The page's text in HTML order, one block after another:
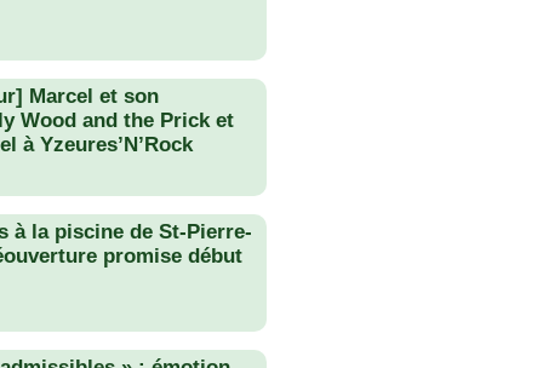
Marcel et son
Wood and the Prick et
à Yzeures’N’Rock
à la piscine de St-Pierre-
promise début